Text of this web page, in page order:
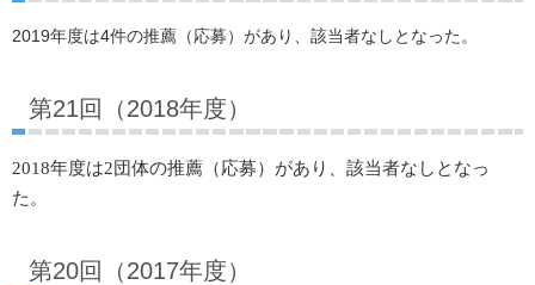
2019年度は4件の推薦（応募）があり、該当者なしとなった。
第21回（2018年度）
2018年度は2団体の推薦（応募）があり、該当者なしとなっ
た。
第20回（2017年度）